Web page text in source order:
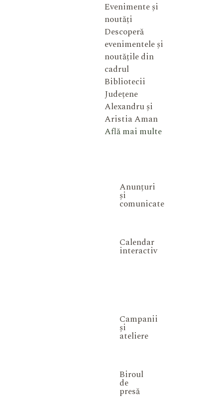
Evenimente și
noutăți
Descoperă
evenimentele și
noutățile din
cadrul
Bibliotecii
Județene
Alexandru și
Aristia Aman
Află mai multe
Anunțuri
și
comunicate
Calendar
interactiv
Campanii
și
ateliere
Biroul
de
presă